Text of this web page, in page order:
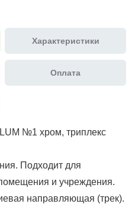
Характеристики
Оплата
№1 хром, триплекс
Подходит для
и учреждения.
направляющая (трек).